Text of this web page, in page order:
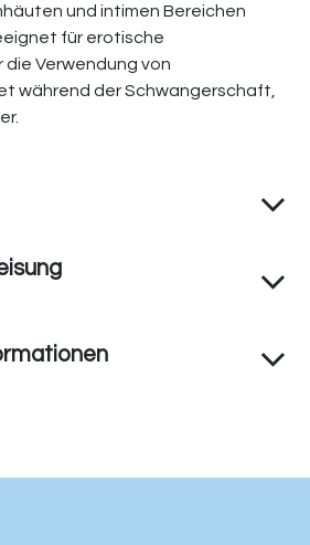
und intimen Bereichen
für erotische
Verwendung von
während der Schwangerschaft,